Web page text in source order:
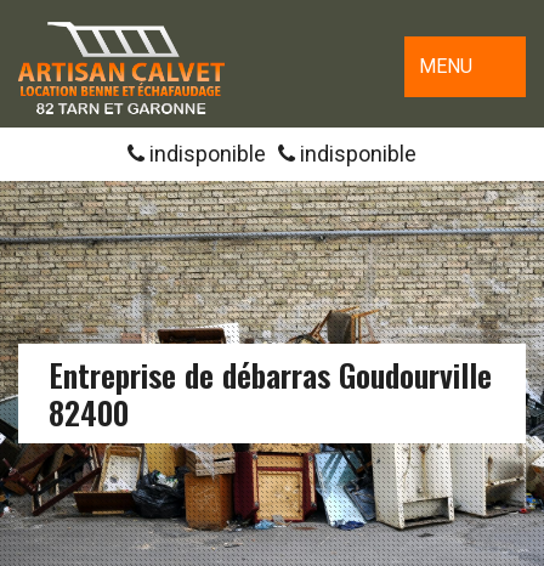
MENU
indisponible indisponible
Entreprise de débarras Goudourville
82400